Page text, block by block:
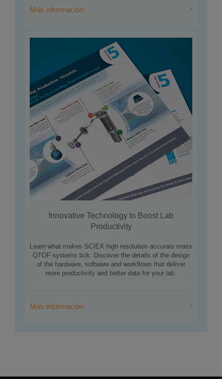
Más información
Innovative Technology to Boost Lab
Productivity
Learn what makes SCIEX high resolution accurate mass
QTOF systems tick. Discover the details of the design
of the hardware, software and workflows that deliver
more productivity and better data for your lab.
Más información